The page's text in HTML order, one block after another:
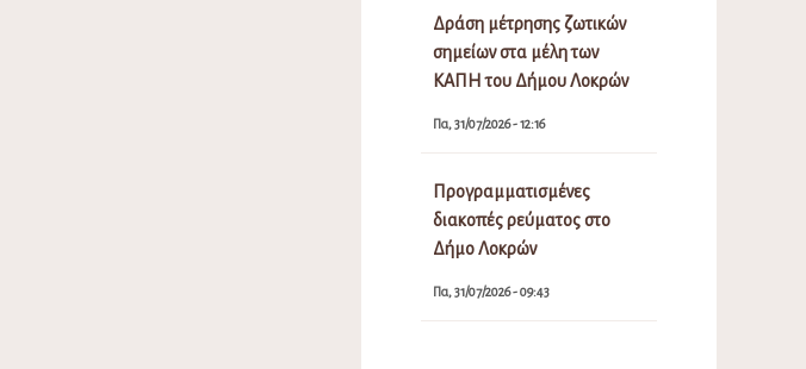
Δράση μέτρησης ζωτικών
σημείων στα μέλη των
ΚΑΠΗ του Δήμου Λοκρών
Πα, 31/07/2026 - 12:16
Προγραμματισμένες
διακοπές ρεύματος στο
Δήμο Λοκρών
Πα, 31/07/2026 - 09:43